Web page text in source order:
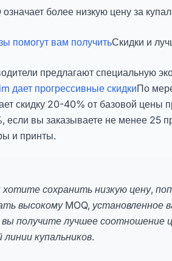
более низкую цену за
помогут вам получитьСкидки и
предлагают специальную
дает прогрессивные скидкиПо
скидку 20-40% от базовой цены
если вы заказываете не менее 25
и принты.
сохранить низкую цену,
высокому MOQ, установленное
получите лучшее соотношение
линии купальников.